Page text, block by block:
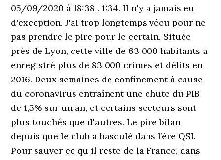
05/09/2020 à 18:38 . 1:34. Il n'y a jamais eu
d'exception. J'ai trop longtemps vécu pour ne
pas prendre le pire pour le certain. Située
près de Lyon, cette ville de 63 000 habitants a
enregistré plus de 83 000 crimes et délits en
2016. Deux semaines de confinement à cause
du coronavirus entraînent une chute du PIB
de 1,5% sur un an, et certains secteurs sont
plus touchés que d'autres. Le pire bilan
depuis que le club a basculé dans l’ère QSI.
Pour sauver ce qu il reste de la France, dans